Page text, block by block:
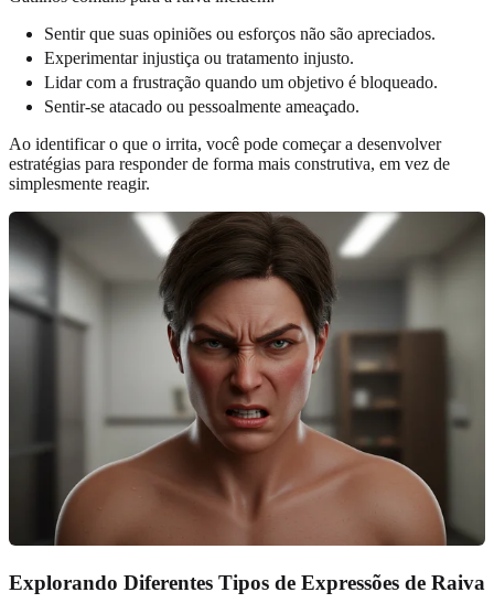
Sentir que suas opiniões ou esforços não são apreciados.
Experimentar injustiça ou tratamento injusto.
Lidar com a frustração quando um objetivo é bloqueado.
Sentir-se atacado ou pessoalmente ameaçado.
Ao identificar o que o irrita, você pode começar a desenvolver
estratégias para responder de forma mais construtiva, em vez de
simplesmente reagir.
Explorando Diferentes Tipos de Expressões de Raiva